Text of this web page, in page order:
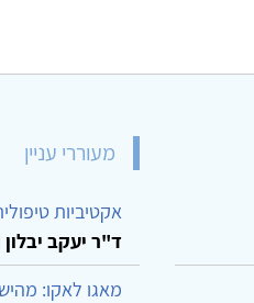
מעוררי עניין
אקטיביות
ד"ר יעקב יבלון
מאגו לאקו: